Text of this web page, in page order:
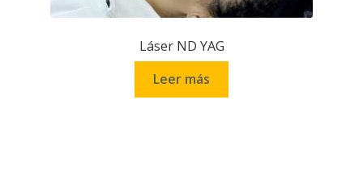
Láser ND YAG
Leer más